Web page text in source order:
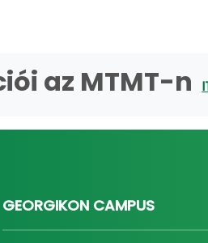
az MTMT-n
GEORGIKON CAMPUS